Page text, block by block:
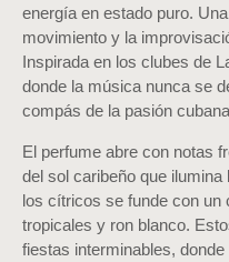
energía en estado puro.
movimiento y la
Inspirada en los clubes de
donde la música nunca se
compás de la pasión
El perfume abre con notas
del sol caribeño que
los cítricos se funde con un
tropicales y ron blanco.
fiestas interminables,